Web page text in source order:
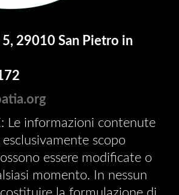
29010 San Pietro in
Le informazioni contenute
scopo
essere modificate o
momento. In nessun